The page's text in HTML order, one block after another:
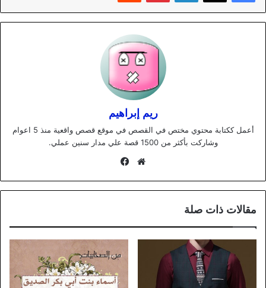
ريم إبراهيم
أعمل ككتابة محتوي مختص في القصص في موقع قصص واقعية منذ 5 اعوام
وشاركت بأكثر من 1500 قصة علي مدار سنين عملي.
موقع
مقالات ذات صلة